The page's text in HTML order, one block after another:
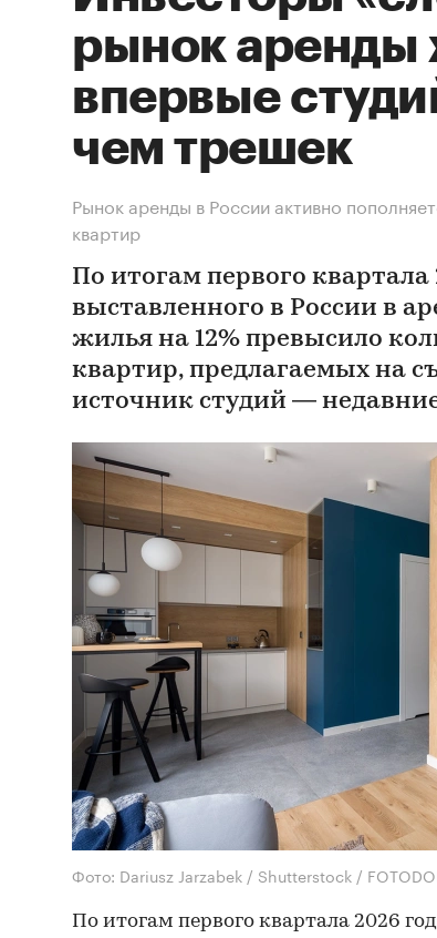
рынок аренды
впервые
чем трешек
Рынок аренды в России активно
квартир
По итогам первого квартала
выставленного в России в
жилья на 12% превысило
квартир, предлагаемых на
источник студий —
Фото: Dariusz Jarzabek / Shutterstock /
По итогам первого квартала 2026